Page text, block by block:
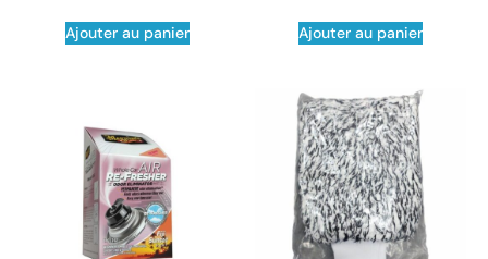
Ajouter au panier Ajouter au panier